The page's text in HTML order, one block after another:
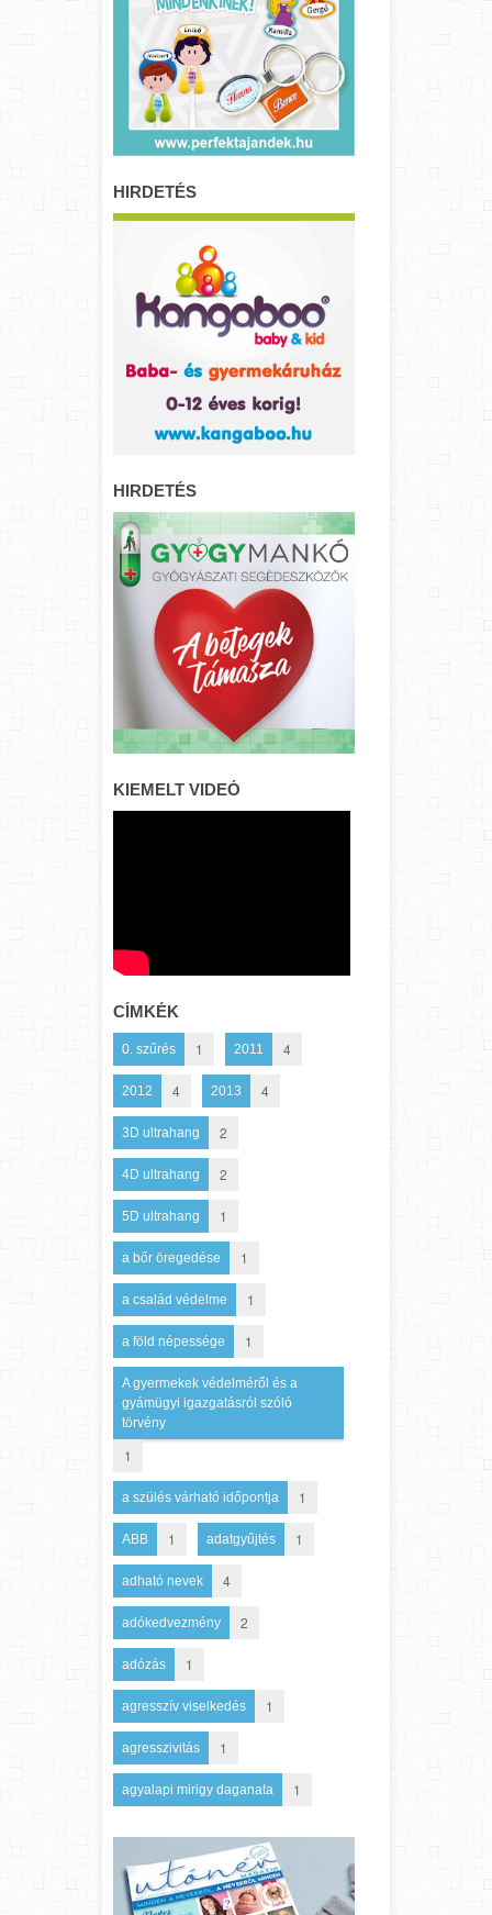
HIRDETÉS
HIRDETÉS
KIEMELT VIDEÓ
CÍMKÉK
0. szűrés 1 2011 4
2012 4 2013 4
3D ultrahang 2
4D ultrahang 2
5D ultrahang 1
a bőr öregedése 1
a család védelme 1
a föld népessége 1
A gyermekek védelméről és a
gyámügyi igazgatásról szóló
törvény
1
a szülés várható időpontja 1
ABB 1 adatgyűjtés 1
adható nevek 4
adókedvezmény 2
adózás 1
agresszív viselkedés 1
agresszivitás 1
agyalapi mirigy daganata 1